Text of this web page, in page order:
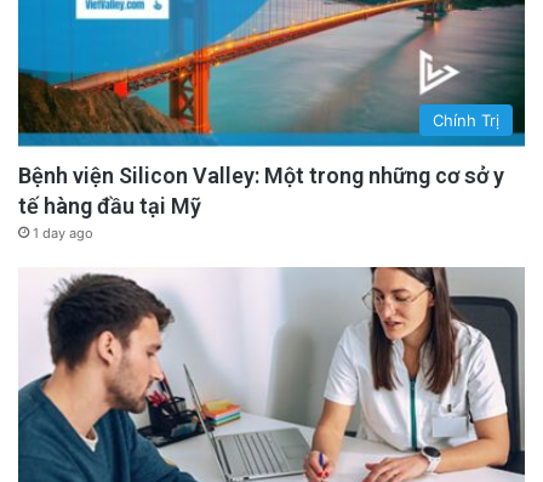
Chính Trị
Bệnh viện Silicon Valley: Một trong những cơ sở y
tế hàng đầu tại Mỹ
1 day ago